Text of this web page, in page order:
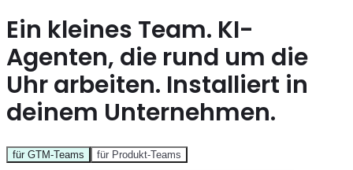
Ein kleines Team. KI-
Agenten, die rund um die
Uhr arbeiten. Installiert in
deinem Unternehmen.
für GTM-Teams für Produkt-Teams